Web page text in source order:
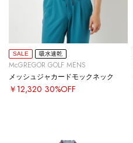
SALE 吸水速乾
McGREGOR GOLF MENS
メッシュジャカードモックネック
￥12,320 30%OFF